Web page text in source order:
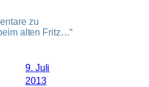
zu
alten Fritz…“
9. Juli
2013